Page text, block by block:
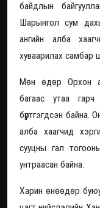
байдлын
Шарынгол сум
ангийн алба
хуваарилах самбар
Мөн өдөр Орхон
багаас утаа
бүртгэгдсэн байна.
алба хаагчид
сууцны гал
унтраасан байна.
Харин өнөөдөр